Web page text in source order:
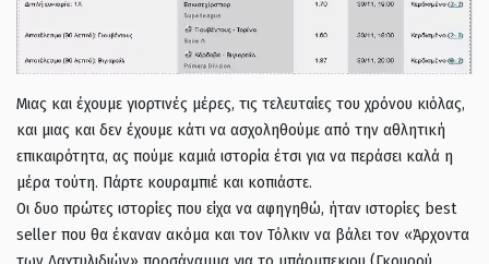
Μιας και έχουμε γιορτινές μέρες, τις τελευταίες του χρόνου κιόλας,
και μιας και δεν έχουμε κάτι να ασχοληθούμε από την αθλητική
επικαιρότητα, ας πούμε καμιά ιστορία έτσι για να περάσει καλά η
μέρα τούτη. Πάρτε κουραμπιέ και κοπιάστε.
Οι δυο πρώτες ιστορίες που είχα να αφηγηθώ, ήταν ιστορίες best
seller που θα έκαναν ακόμα και τον Τόλκιν να βάλει τον «Άρχοντα